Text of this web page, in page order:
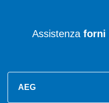
Assistenza forni
AEG